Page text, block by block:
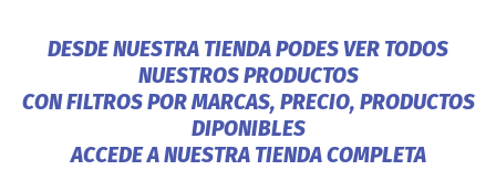
DESDE NUESTRA TIENDA PODES VER TODOS
NUESTROS PRODUCTOS
CON FILTROS POR MARCAS, PRECIO, PRODUCTOS
DIPONIBLES
ACCEDE A NUESTRA TIENDA COMPLETA